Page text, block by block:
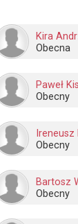
Kira
Obecna
Paweł
Obecny
Obecny
Bartosz
Obecny